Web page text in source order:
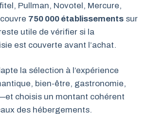
Pullman, Novotel, Mercure,
750 000 établissements sur
utile de vérifier si la
est couverte avant l’achat.
la sélection à l’expérience
bien-être, gastronomie,
choisis un montant cohérent
des hébergements.